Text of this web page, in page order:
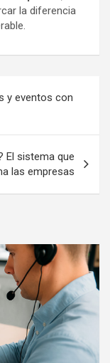
la diferencia
y eventos con
El sistema que
las empresas